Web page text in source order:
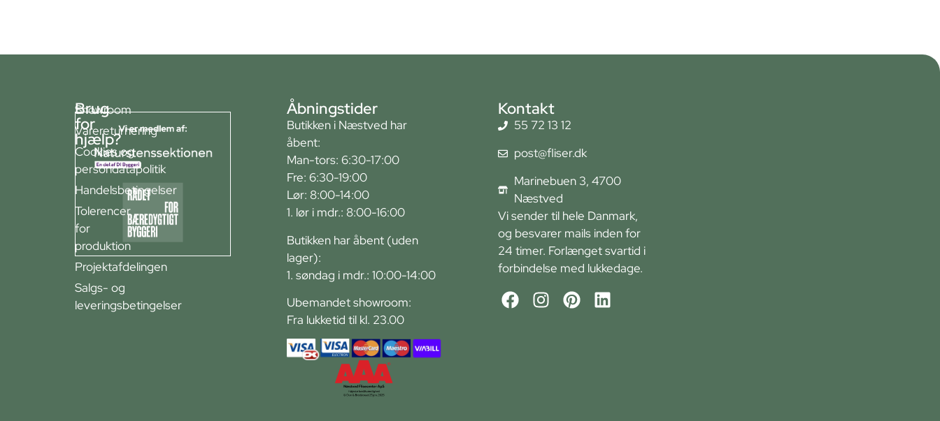
Brug
for
hjælp?
Showroom
Varereturnering
Cookies og
persondatapolitik
Handelsbetingelser
Tolerencer
for
produktion
Projektafdelingen
Salgs- og
leveringsbetingelser
Åbningstider
Butikken i Næstved har
åbent:
Man-tors: 6:30-17:00
Fre: 6:30-19:00
Lør: 8:00-14:00
1. lør i mdr.: 8:00-16:00
Butikken har åbent (uden
lager):
1. søndag i mdr.: 10:00-14:00
Ubemandet showroom:
Fra lukketid til kl. 23.00
Kontakt
55 72 13 12
post@fliser.dk
Marinebuen 3, 4700
Næstved
Vi sender til hele Danmark,
og besvarer mails inden for
24 timer. Forlænget svartid i
forbindelse med lukkedage.